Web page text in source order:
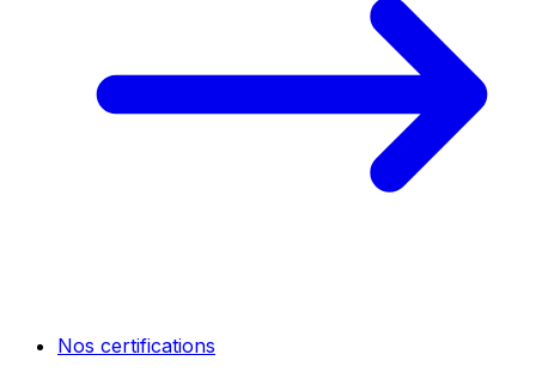
Nos certifications